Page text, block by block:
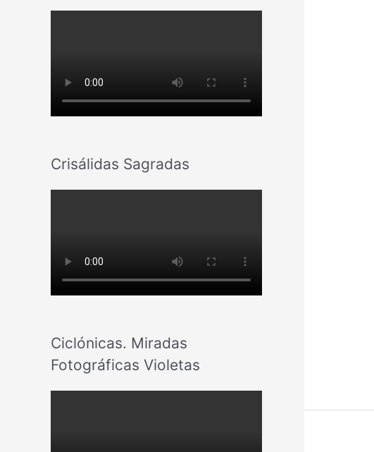
Crisálidas Sagradas
Ciclónicas. Miradas
Fotográficas Violetas